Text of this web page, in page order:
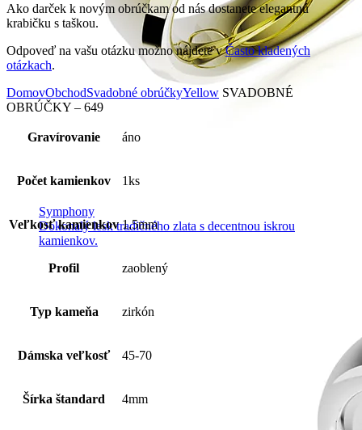
Symphony
Dokonalý lesk tradičného zlata s decentnou iskrou
kamienkov.
Ako darček k novým obrúčkam od nás dostanete elegantnú
krabičku s taškou.
Odpoveď na vašu otázku možno nájdete vČasto kladených
otázkach.
DomovObchodSvadobné obrúčkyYellow SVADOBNÉ
OBRÚČKY – 649
Gravírovanie áno
Počet kamienkov 1ks
Veľkosť kamienkov 1,5mm
Profil zaoblený
Typ kameňa zirkón
Dámska veľkosť 45-70
Šírka štandard 4mm